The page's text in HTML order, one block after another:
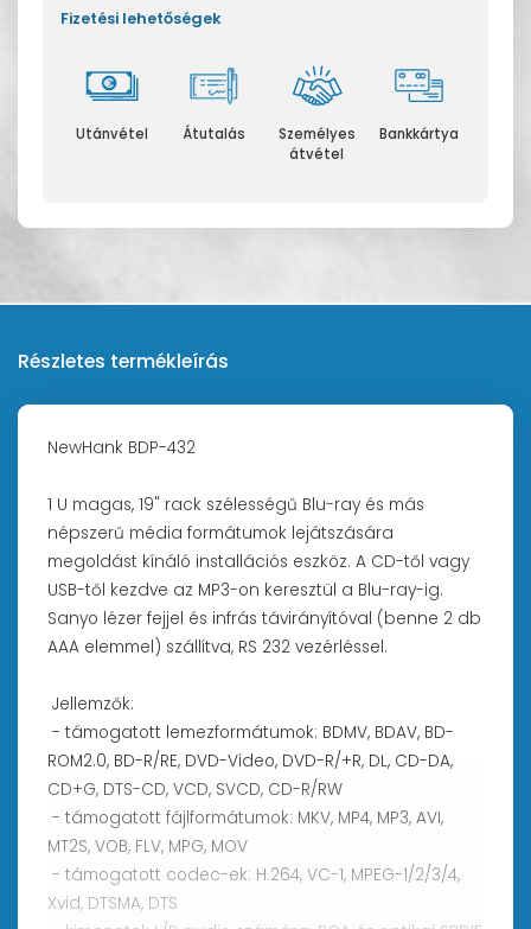
Fizetési lehetőségek
Utánvétel Átutalás
Személyes
átvétel
Bankkártya
Részletes termékleírás
NewHank BDP-432
1 U magas, 19" rack szélességű Blu-ray és más
népszerű média formátumok lejátszására
megoldást kínáló installációs eszköz. A CD-től vagy
USB-től kezdve az MP3-on keresztül a Blu-ray-ig.
Sanyo lézer fejjel és infrás távirányítóval (benne 2 db
AAA elemmel) szállítva, RS 232 vezérléssel.
Jellemzők:
- támogatott lemezformátumok: BDMV, BDAV, BD-
ROM2.0, BD-R/RE, DVD-Video, DVD-R/+R, DL, CD-DA,
CD+G, DTS-CD, VCD, SVCD, CD-R/RW
- támogatott fájlformátumok: MKV, MP4, MP3, AVI,
MT2S, VOB, FLV, MPG, MOV
- támogatott codec-ek: H.264, VC-1, MPEG-1/2/3/4,
Xvid, DTSMA, DTS